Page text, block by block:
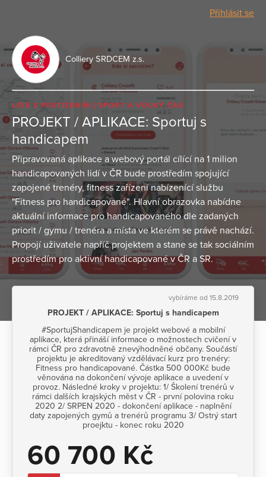
Přihlásit se
Colliery SRDCEM z.s.
LIDÉ S POSTIŽENÍM SPORT A VOLNÝ ČAS
PROJEKT / APLIKACE: Sportuj s
handicapem
Připravovaná aplikace a webový portál cílící na 1 milion
handicapovaných lidí v ČR bude prostředím spojující
zapojené trenéry, fitness zařízení nabízenící službu
"Fitness pro handicapované". Hlavní obrazovka nabídne
aktuální informace pro handicapovaného dle zadaných
priorit / gymu / trenéra a místa ve kterém se právě nachází.
Propojí uživatele napříč projektem a stane se tak sociálním
prostředím pro aktivní handicapované v ČR a SR.
vybíráme od 15.8.2019
PROJEKT / APLIKACE: Sportuj s handicapem
#SportujShandicapem je projekt webové a mobilní
aplikace, která přináší informace o možnostech cvičení v
rámci ČR pro zdravotně znevýhodněné občany. Součástí
projektu je akreditovaný vzdělávací kurz pro trenéry:
Fitness pro handicapované. Částka 500 000Kč bude
věnována na dokončení vývoje aplikace a uvedení v
provoz. Následné kroky v projektu: 1/ Školení trenérů v
rámci dalších krajských měst v ČR - první polovina roku
2020 2/ SRPEN 2020 - dokončení aplikace - naplnění
daty zapojených gymů a trenérů programu 3/ Ostrý start
proejktu - konec roku 2020
60 700 Kč